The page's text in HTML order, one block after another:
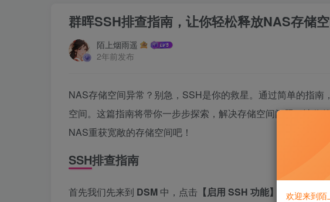
群晖SSH排查指南，让你轻松释放NAS存储
陌上烟雨遥
2年前发布
NAS存储空间异常？别急，SSH是你的救星。通过简单的指
空间。这篇指南将带你一步步探索，解决存储空间问题，让你
NAS重获宽敞的存储空间吧！
SSH排查指南
首先我们先来到 DSM 中，点击 【启用 SSH 功能】 （为了保
欢迎来到陌